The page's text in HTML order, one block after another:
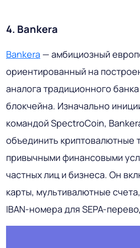
4. Bankera
Bankera — амбициозный
ориентированный на
аналогa традиционного
блокчейна. Изначально
командой SpectroCoin,
объединить криптовалютные
привычными финансовыми
частных лиц и бизнеса. Он
карты, мультивалютные
IBAN-номера для SEPA-